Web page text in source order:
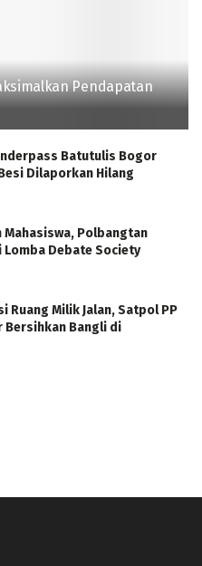
Pendapatan
Batutulis Bogor
Dilaporkan Hilang
Mahasiswa, Polbangtan
Lomba Debate Society
Ruang Milik Jalan, Satpol PP
Bersihkan Bangli di